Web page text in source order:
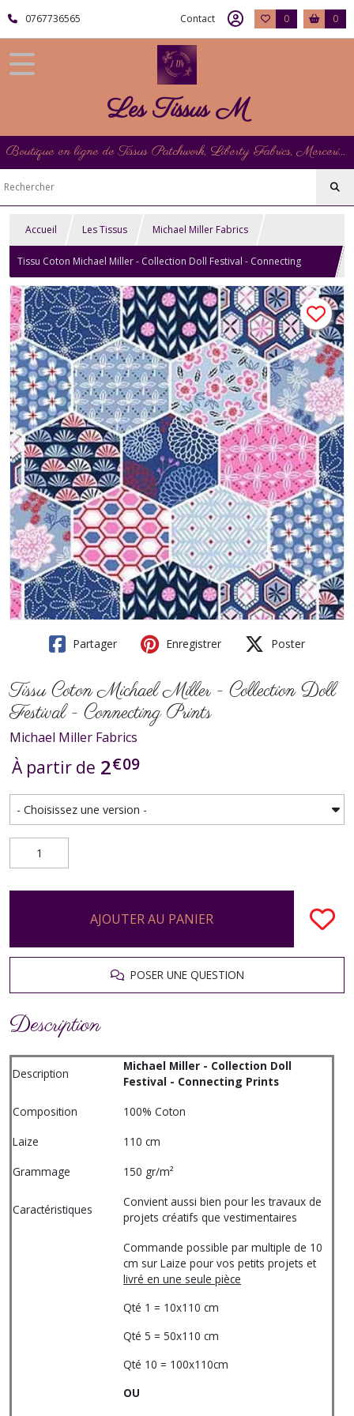
0767736565 Contact 0 0
Les Tissus M
Boutique en ligne de Tissus Patchwork, Liberty Fabrics, Mercerie et Matériel de Point de Croix
Accueil Les Tissus Michael Miller Fabrics
Tissu Coton Michael Miller - Collection Doll Festival - Connecting
Prints
Partager Enregistrer Poster
Tissu Coton Michael Miller - Collection Doll
Festival - Connecting Prints
Michael Miller Fabrics
À partir de 2€09
AJOUTER AU PANIER
POSER UNE QUESTION
Description
Description
Michael Miller - Collection Doll
Festival - Connecting Prints
Composition
100% Coton
Laize
110 cm
Grammage
150 gr/m²
Caractéristiques
Convient aussi bien pour les travaux de
projets créatifs que vestimentaires
Commande possible par multiple de 10
cm sur Laize pour vos petits projets et
livré en une seule pièce
Qté 1 = 10x110 cm
Qté 5 = 50x110 cm
Qté 10 = 100x110cm
OU